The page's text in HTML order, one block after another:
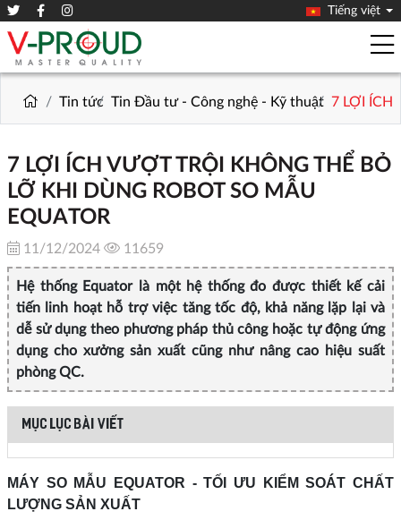
Tiếng việt
Tin tức Tin Đầu tư - Công nghệ - Kỹ thuật 7 LỢI ÍCH
7 LỢI ÍCH VƯỢT TRỘI KHÔNG THỂ BỎ
LỠ KHI DÙNG ROBOT SO MẪU
EQUATOR
11/12/2024 11659
Hệ thống Equator là một hệ thống đo được thiết kế cải
tiến linh hoạt hỗ trợ việc tăng tốc độ, khả năng lặp lại và
dễ sử dụng theo phương pháp thủ công hoặc tự động ứng
dụng cho xưởng sản xuất cũng như nâng cao hiệu suất
phòng QC.
MỤC LỤC BÀI VIẾT
MÁY SO MẪU EQUATOR - TỐI ƯU KIỂM SOÁT CHẤT
LƯỢNG SẢN XUẤT